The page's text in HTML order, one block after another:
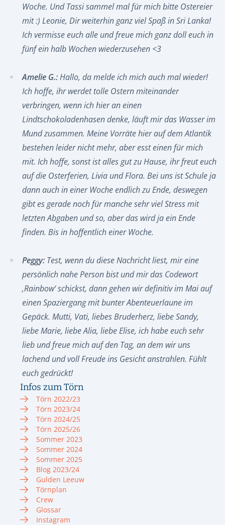
Woche. Und Tassi sammel mal für mich bitte Ostereier
mit :) Leonie, Dir weiterhin ganz viel Spaß in Sri Lanka!
Ich vermisse euch alle und freue mich ganz doll euch in
fünf ein halb Wochen wiederzusehen <3
Amelie G.:Hallo, da melde ich mich auch mal wieder!
Ich hoffe, ihr werdet tolle Ostern miteinander
verbringen, wenn ich hier an einen
Lindtschokoladenhasen denke, läuft mir das Wasser im
Mund zusammen. Meine Vorräte hier auf dem Atlantik
bestehen leider nicht mehr, aber esst einen für mich
mit. Ich hoffe, sonst ist alles gut zu Hause, ihr freut euch
auf die Osterferien, Livia und Flora. Bei uns ist Schule ja
dann auch in einer Woche endlich zu Ende, deswegen
gibt es gerade noch für manche sehr viel Stress mit
letzten Abgaben und so, aber das wird ja ein Ende
finden. Bis in hoffentlich einer Woche.
Peggy: Test, wenn du diese Nachricht liest, mir eine
persönlich nahe Person bist und mir das Codewort
‚Rainbow‘ schickst, dann gehen wir definitiv im Mai auf
einen Spaziergang mit bunter Abenteuerlaune im
Gepäck. Mutti, Vati, liebes Bruderherz, liebe Sandy,
liebe Marie, liebe Alia, liebe Elise, ich habe euch sehr
lieb und freue mich auf den Tag, an dem wir uns
lachend und voll Freude ins Gesicht anstrahlen. Fühlt
euch gedrückt!
Infos zum Törn
Törn 2022/23
Törn 2023/24
Törn 2024/25
Törn 2025/26
Sommer 2023
Sommer 2024
Sommer 2025
Blog 2023/24
Gulden Leeuw
Törnplan
Crew
Glossar
Instagram